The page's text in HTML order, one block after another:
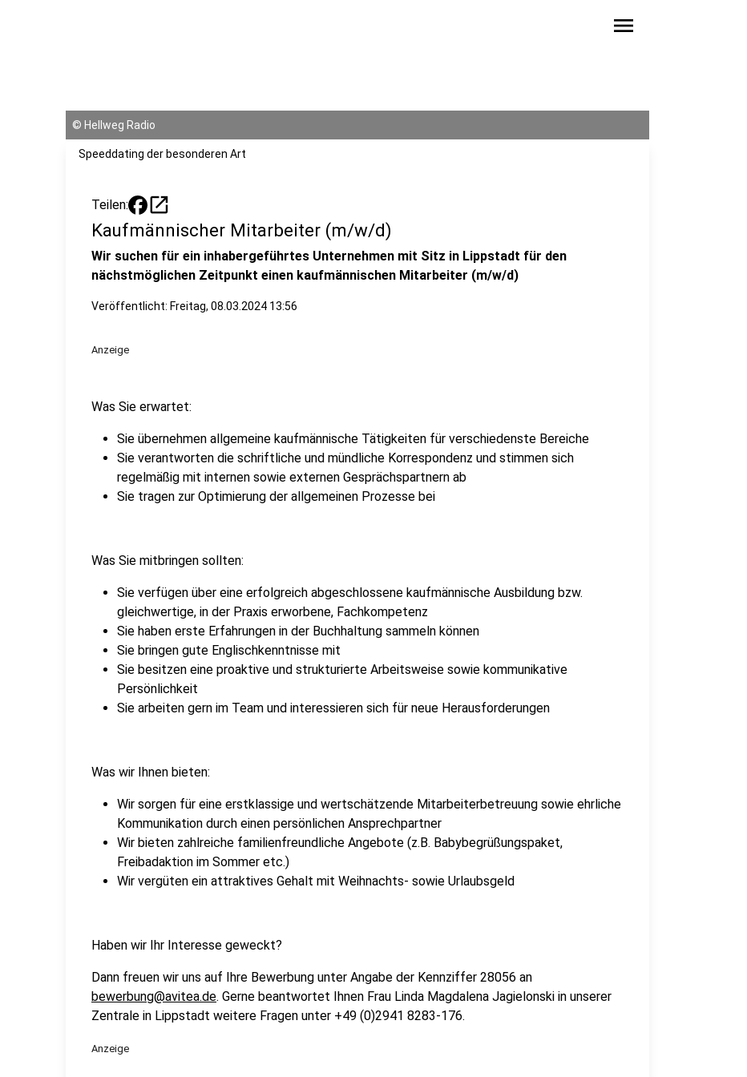
menu
© Hellweg Radio
Speeddating der besonderen Art
Teilen: open_in_new
Kaufmännischer Mitarbeiter (m/w/d)
Wir suchen für ein inhabergeführtes Unternehmen mit Sitz in Lippstadt für den
nächstmöglichen Zeitpunkt einen kaufmännischen Mitarbeiter (m/w/d)
Veröffentlicht: Freitag, 08.03.2024 13:56
Anzeige
Was Sie erwartet:
Sie übernehmen allgemeine kaufmännische Tätigkeiten für verschiedenste Bereiche
Sie verantworten die schriftliche und mündliche Korrespondenz und stimmen sich
regelmäßig mit internen sowie externen Gesprächspartnern ab
Sie tragen zur Optimierung der allgemeinen Prozesse bei
Was Sie mitbringen sollten:
Sie verfügen über eine erfolgreich abgeschlossene kaufmännische Ausbildung bzw.
gleichwertige, in der Praxis erworbene, Fachkompetenz
Sie haben erste Erfahrungen in der Buchhaltung sammeln können
Sie bringen gute Englischkenntnisse mit
Sie besitzen eine proaktive und strukturierte Arbeitsweise sowie kommunikative
Persönlichkeit
Sie arbeiten gern im Team und interessieren sich für neue Herausforderungen
Was wir Ihnen bieten:
Wir sorgen für eine erstklassige und wertschätzende Mitarbeiterbetreuung sowie ehrliche
Kommunikation durch einen persönlichen Ansprechpartner
Wir bieten zahlreiche familienfreundliche Angebote (z.B. Babybegrüßungspaket,
Freibadaktion im Sommer etc.)
Wir vergüten ein attraktives Gehalt mit Weihnachts- sowie Urlaubsgeld
Haben wir Ihr Interesse geweckt?
Dann freuen wir uns auf Ihre Bewerbung unter Angabe der Kennziffer 28056 an
bewerbung@avitea.de. Gerne beantwortet Ihnen Frau Linda Magdalena Jagielonski in unserer
Zentrale in Lippstadt weitere Fragen unter +49 (0)2941 8283-176.
Anzeige